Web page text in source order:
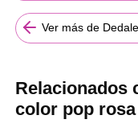
Ver más de
Relacionados
color pop